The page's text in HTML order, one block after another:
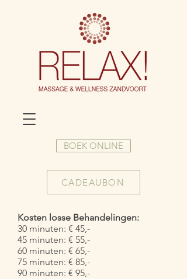
BOEK ONLINE
CADEAUBON
Kosten losse Behandelingen:
30 minuten: € 45,-
45 minuten: € 55,-
60 minuten: € 65,-
75 minuten: € 85,-
90 minuten: € 95,-